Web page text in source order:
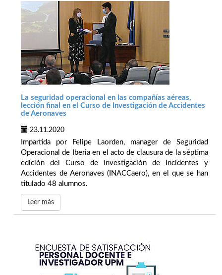
La seguridad operacional en las compañías aéreas,
lección final en el Curso de Investigación de Accidentes
de Aeronaves
23.11.2020
Impartida por Felipe Laorden, manager de Seguridad
Operacional de Iberia en el acto de clausura de la séptima
edición del Curso de Investigación de Incidentes y
Accidentes de Aeronaves (INACCaero), en el que se han
titulado 48 alumnos.
Leer más